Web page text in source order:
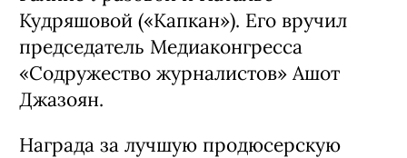
Кудряшовой («Капкан»). Его вручил
председатель Медиаконгресса
«Содружество журналистов» Ашот
Джазоян.
Награда за лучшую продюсерскую